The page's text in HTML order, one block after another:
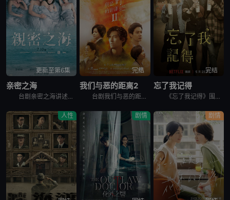
更新至第6集
亲密之海
台剧亲密之海讲述的是：2003年，陈汉荣校园邂逅初恋，从此关于李宪宏，他无役不与。十年过去他守候依旧。李宪宏却告别过去，不但悄悄转移事业中心，满腹胸怀也不如往昔;与公司总经理晓雯长期婚外情，更为情
完结
我们与恶的距离2
台剧我们与恶的距离2的故事从一场超市纵火案展开，24岁的嫌犯造成五死十二伤的惨剧，这案件成为施⾏国民法官制度后，首个可能判处死刑的案例。大火也烧出了六个家庭交织的命运，时有错过又彼此牵扯，他们背负
完结
忘了我记得
《忘了我记得》围绕着已婚女性程乐乐（谢盈萱饰）展开，她一边做脱口秀演员，一边兼职便利店员工。在平淡无奇的生活中，乐乐对未来充满希望和梦想，但却接连遭遇挑战。除了与丈夫张凯（霍建华饰）之间的婚姻危机
人性 剧情 剧情